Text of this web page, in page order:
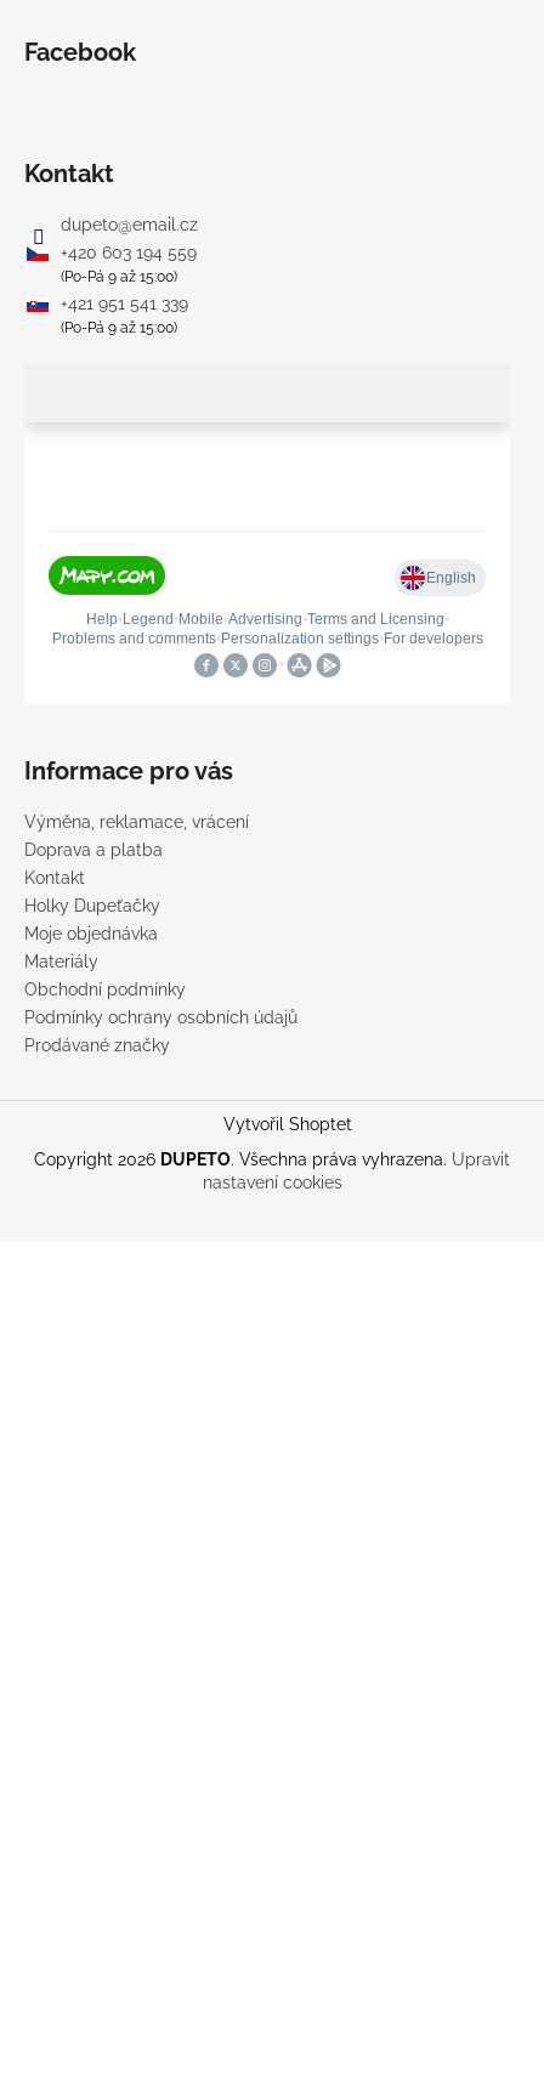
Facebook
Kontakt
dupeto@email.cz
+420 603 194 559
(Po-Pá 9 až 15:00)
+421 951 541 339
(Po-Pá 9 až 15:00)
Informace pro vás
Výměna, reklamace, vrácení
Doprava a platba
Kontakt
Holky Dupeťačky
Moje objednávka
Materiály
Obchodní podmínky
Podmínky ochrany osobních údajů
Prodávané značky
Vytvořil Shoptet
Copyright 2026 DUPETO. Všechna práva vyhrazena. Upravit
nastavení cookies